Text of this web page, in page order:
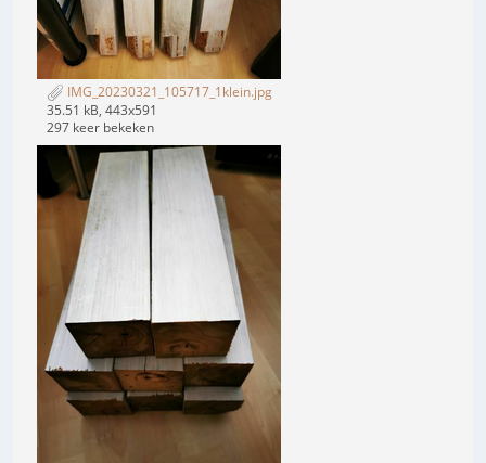
IMG_20230321_105717_1klein.jpg
35.51 kB, 443x591
297 keer bekeken